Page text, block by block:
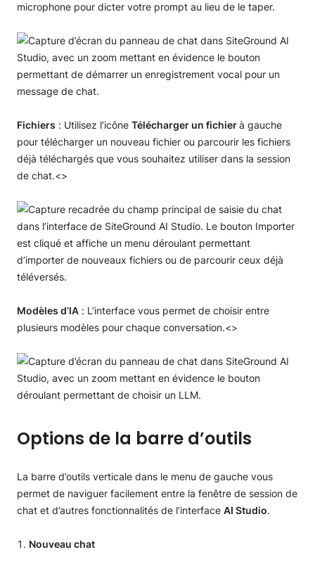
microphone pour dicter votre prompt au lieu de le taper.
Fichiers : Utilisez l’icône Télécharger un fichierà gauche
pour télécharger un nouveau fichier ou parcourir les fichiers
déjà téléchargés que vous souhaitez utiliser dans la session
de chat.<>
Modèles d’IA : L’interface vous permet de choisir entre
plusieurs modèles pour chaque conversation.<>
Options de la barre d’outils
La barre d’outils verticale dans le menu de gauche vous
permet de naviguer facilement entre la fenêtre de session de
chat et d’autres fonctionnalités de l’interface AI Studio.
Nouveau chat